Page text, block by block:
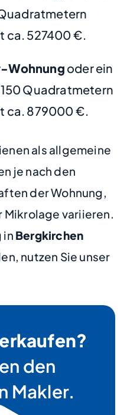
ca. 527400 €.
Wohnung oder ein
Quadratmetern
ca. 879000 €.
als allgemeine
je nach den
der Wohnung,
Mikrolage variieren.
in Bergkirchen
nutzen Sie unser
den
Makler.